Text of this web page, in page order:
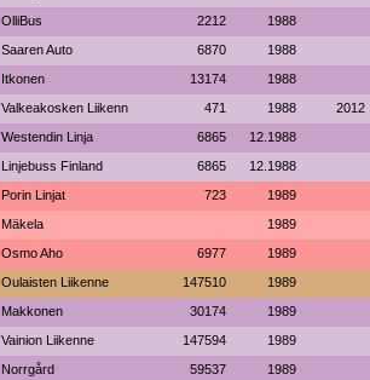
OlliBus 2212 1988
Saaren Auto 6870 1988
Itkonen 13174 1988
Valkeakosken Liikenn 471 1988 2012
Westendin Linja 6865 12.1988
Linjebuss Finland 6865 12.1988
Porin Linjat 723 1989
Mäkela 1989
Osmo Aho 6977 1989
Oulaisten Liikenne 147510 1989
Makkonen 30174 1989
Vainion Liikenne 147594 1989
Norrgård 59537 1989